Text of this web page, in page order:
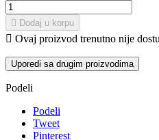
 Dodaj u korpu
 Ovaj proizvod trenutno nije
Uporedi sa drugim proizvodima
Podeli
Podeli
Tweet
Pinterest